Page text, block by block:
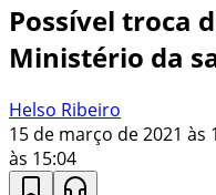
Possível troca
Ministério da
Helso Ribeiro
15 de março de 2021 às
às 15:04